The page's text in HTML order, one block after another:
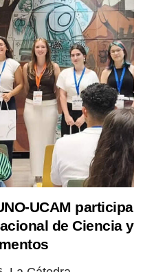
UCAM participa
de Ciencia y